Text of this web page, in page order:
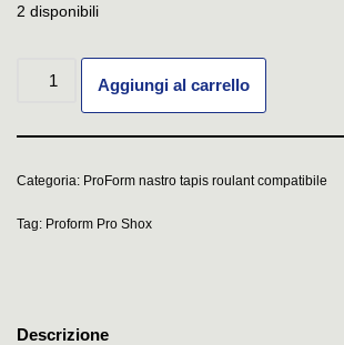
2 disponibili
Aggiungi al carrello
Categoria: ProForm nastro tapis roulant compatibile
Tag: Proform Pro Shox
Descrizione